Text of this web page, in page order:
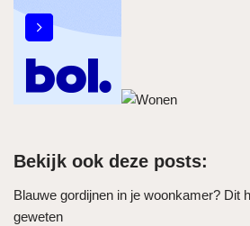
Bekijk ook deze posts:
Blauwe gordijnen in je woonkamer? Dit
geweten